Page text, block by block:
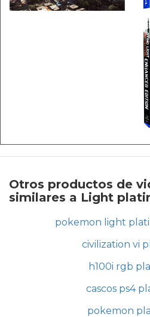
Otros productos de
similares a Light
pokemon light
civilization vi
h100i rgb
cascos ps4
pokemon